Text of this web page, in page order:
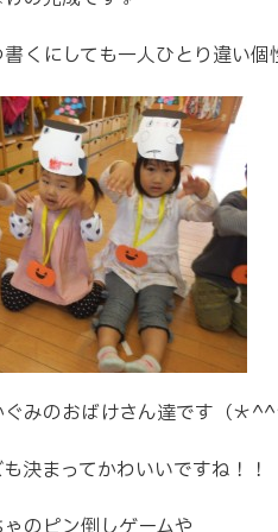
くにしても一人ひとり違い個
みのおばけさん達です（＊^^
決まってかわいいですね！！